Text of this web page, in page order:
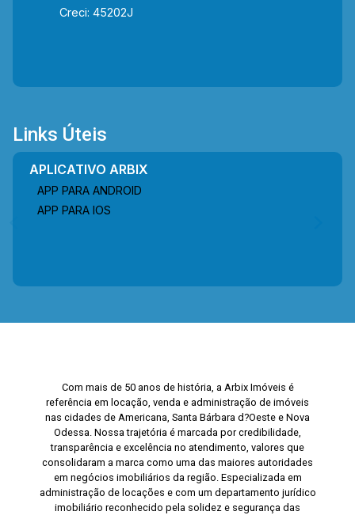
Creci: 45202J
Links Úteis
APLICATIVO ARBIX
APP PARA ANDROID
APP PARA IOS
Com mais de 50 anos de história, a Arbix Imóveis é
referência em locação, venda e administração de imóveis
nas cidades de Americana, Santa Bárbara d?Oeste e Nova
Odessa. Nossa trajetória é marcada por credibilidade,
transparência e excelência no atendimento, valores que
consolidaram a marca como uma das maiores autoridades
em negócios imobiliários da região. Especializada em
administração de locações e com um departamento jurídico
imobiliário reconhecido pela solidez e segurança das